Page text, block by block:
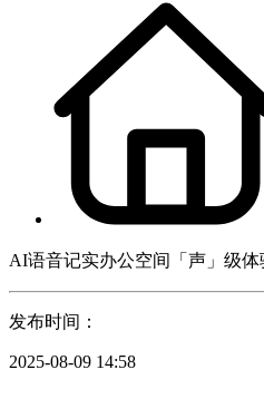
AI语音记实办公空间「声」级体
发布时间：
2025-08-09 14:58